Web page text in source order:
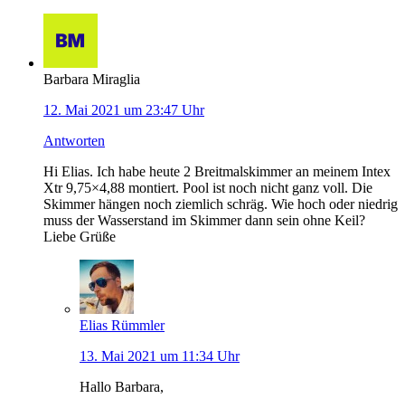
Barbara Miraglia
12. Mai 2021 um 23:47 Uhr
Antworten
Hi Elias. Ich habe heute 2 Breitmalskimmer an meinem Intex
Xtr 9,75×4,88 montiert. Pool ist noch nicht ganz voll. Die
Skimmer hängen noch ziemlich schräg. Wie hoch oder niedrig
muss der Wasserstand im Skimmer dann sein ohne Keil?
Liebe Grüße
Elias Rümmler
13. Mai 2021 um 11:34 Uhr
Hallo Barbara,